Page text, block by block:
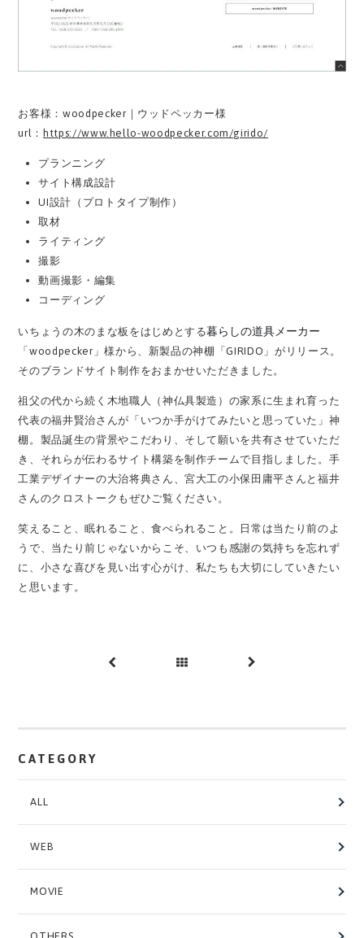
お客様：woodpecker｜ウッドペッカー様
url： https://www.hello-woodpecker.com/girido/
プランニング
サイト構成設計
UI設計（プロトタイプ制作）
取材
ライティング
撮影
動画撮影・編集
コーディング
いちょうの木のまな板をはじめとする暮らしの道具メーカー
「woodpecker」様から、新製品の神棚「GIRIDO」がリリース。
そのブランドサイト制作をおまかせいただきました。
祖父の代から続く木地職人（神仏具製造）の家系に生まれ育った
代表の福井賢治さんが「いつか手がけてみたいと思っていた」神
棚。製品誕生の背景やこだわり、そして願いを共有させていただ
き、それらが伝わるサイト構築を制作チームで目指しました。手
工業デザイナーの大治将典さん、宮大工の小保田庸平さんと福井
さんのクロストークもぜひご覧ください。
笑えること、眠れること、食べられること。日常は当たり前のよ
うで、当たり前じゃないからこそ、いつも感謝の気持ちを忘れず
に、小さな喜びを見い出す心がけ、私たちも大切にしていきたい
と思います。
CATEGORY
ALL
WEB
MOVIE